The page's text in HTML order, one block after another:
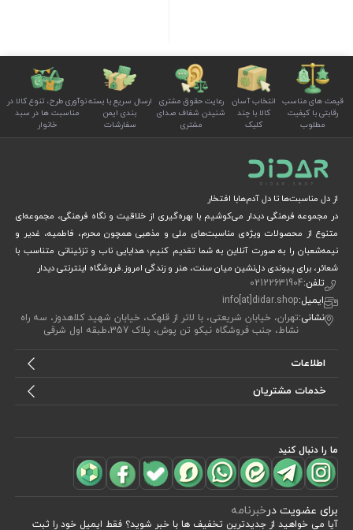
قیمت های مناسب
رقابتی با کیفیت
مطلوب
انتخاب آسان
کالا با چند
کلیک
رعایت حقوق مشتری
شنیدن شفاف صدای
مشتری
ارسال سریع با بسته
بندی ایمن
سفارشات
نوآوری طرح، تنوع کالا در
مناسبت ها در سبد
خانوار
از دل مناسبت‌ها تا دل آدم‌هابا افتخار
در مجموعه فرهنگی دیدار می‌کوشیم با بهره‌گیری از خلاقیت و نگاه فرهنگی، مجموعه‌ای
متنوع از محصولات ویژه‌ی مناسبت‌های ملی و مذهبی همچون محرم، فاطمیه، غدیر و
نیمه‌شعبان را به صورت آنلاین به شما تقدیم کنیم؛ هدایایی ناب و تزئیناتی متناسب با
شعائر، برای پیوندی دل‌نشین میان سنت، هنر و زندگی امروز.فروشگاه اینترنتی دیدار
تلفن:02122631904
ایمیل:info[at]didar.shop
نشانی:تهران، خیابان شریعتی، با لاتر از قلهک، خیابان شهید کلاهدوز، سه راه
نشاط، جنب فروشگاه نیکو تن پوش، پلاک 357،طبقه اول شرقی
اطلاعات
خدمات مشتریان
ما را دنبال کنید
برای عضویت درخبرنامه
آیا می خواهید از جدید‌ترین تخفیف‌ ها با‌ خبر شوید؟ فقط ایمیل خود را ثبت